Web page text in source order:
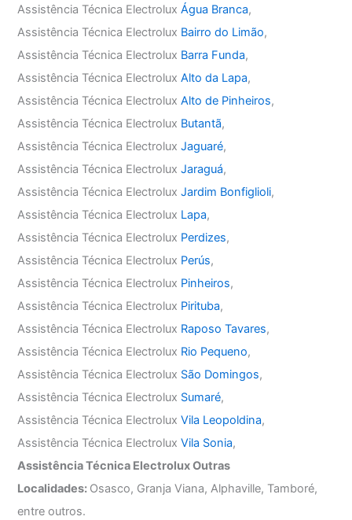
Assistência Técnica ElectroluxÁgua Branca,
Assistência Técnica Electrolux Bairro do Limão,
Assistência Técnica Electrolux Barra Funda,
Assistência Técnica ElectroluxAlto da Lapa,
Assistência Técnica ElectroluxAlto de Pinheiros,
Assistência Técnica Electrolux Butantã,
Assistência Técnica ElectroluxJaguaré,
Assistência Técnica ElectroluxJaraguá,
Assistência Técnica ElectroluxJardim Bonfiglioli,
Assistência Técnica Electrolux Lapa,
Assistência Técnica Electrolux Perdizes,
Assistência Técnica Electrolux Perús,
Assistência Técnica Electrolux Pinheiros,
Assistência Técnica Electrolux Pirituba,
Assistência Técnica Electrolux Raposo Tavares,
Assistência Técnica Electrolux Rio Pequeno,
Assistência Técnica Electrolux São Domingos,
Assistência Técnica Electrolux Sumaré,
Assistência Técnica ElectroluxVila Leopoldina,
Assistência Técnica ElectroluxVila Sonia,
Assistência Técnica Electrolux Outras
Localidades: Osasco, Granja Viana, Alphaville, Tamboré,
entre outros.